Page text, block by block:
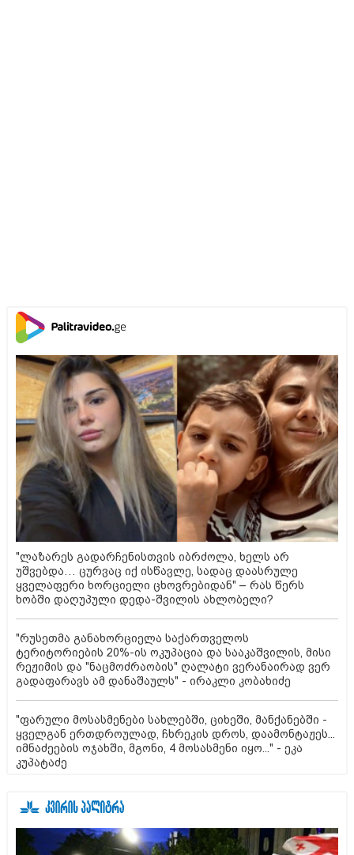
"ლაზარეს გადარჩენისთვის იბრძოლა, ხელს არ
უშვებდა… ცურვაც იქ ისწავლე, სადაც დაასრულე
ყველაფერი ხორციელი ცხოვრებიდან" – რას წერს
ხობში დაღუპული დედა-შვილის ახლობელი?
"რუსეთმა განახორციელა საქართველოს
ტერიტორიების 20%-ის ოკუპაცია და სააკაშვილის, მისი
რეჟიმის და "ნაცმოძრაობის" ღალატი ვერანაირად ვერ
გადაფარავს ამ დანაშაულს" - ირაკლი კობახიძე
"ფარული მოსასმენები სახლებში, ციხეში, მანქანებში -
ყველგან ერთდროულად, ჩხრეკის დროს, დაამონტაჟეს...
იმნაძეების ოჯახში, მგონი, 4 მოსასმენი იყო..." - ეკა
კუპატაძე